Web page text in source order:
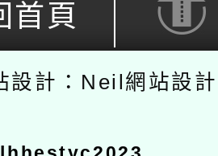
首頁
設計：Neil網站設